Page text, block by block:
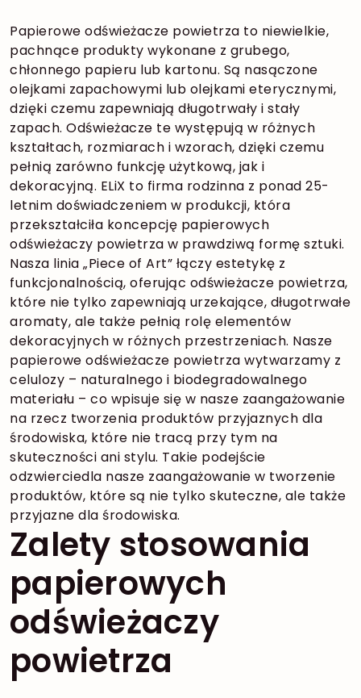
Papierowe odświeżacze powietrza to niewielkie,
pachnące produkty wykonane z grubego,
chłonnego papieru lub kartonu. Są nasączone
olejkami zapachowymi lub olejkami eterycznymi,
dzięki czemu zapewniają długotrwały i stały
zapach. Odświeżacze te występują w różnych
kształtach, rozmiarach i wzorach, dzięki czemu
pełnią zarówno funkcję użytkową, jak i
dekoracyjną. ELiX to firma rodzinna z ponad 25-
letnim doświadczeniem w produkcji, która
przekształciła koncepcję papierowych
odświeżaczy powietrza w prawdziwą formę sztuki.
Nasza linia „Piece of Art” łączy estetykę z
funkcjonalnością, oferując odświeżacze powietrza,
które nie tylko zapewniają urzekające, długotrwałe
aromaty, ale także pełnią rolę elementów
dekoracyjnych w różnych przestrzeniach. Nasze
papierowe odświeżacze powietrza wytwarzamy z
celulozy – naturalnego i biodegradowalnego
materiału – co wpisuje się w nasze zaangażowanie
na rzecz tworzenia produktów przyjaznych dla
środowiska, które nie tracą przy tym na
skuteczności ani stylu. Takie podejście
odzwierciedla nasze zaangażowanie w tworzenie
produktów, które są nie tylko skuteczne, ale także
przyjazne dla środowiska.
Zalety stosowania
papierowych
odświeżaczy
powietrza